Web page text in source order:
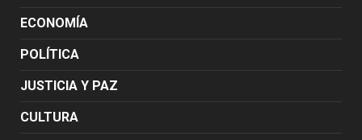
ECONOMÍA
POLÍTICA
JUSTICIA Y PAZ
CULTURA